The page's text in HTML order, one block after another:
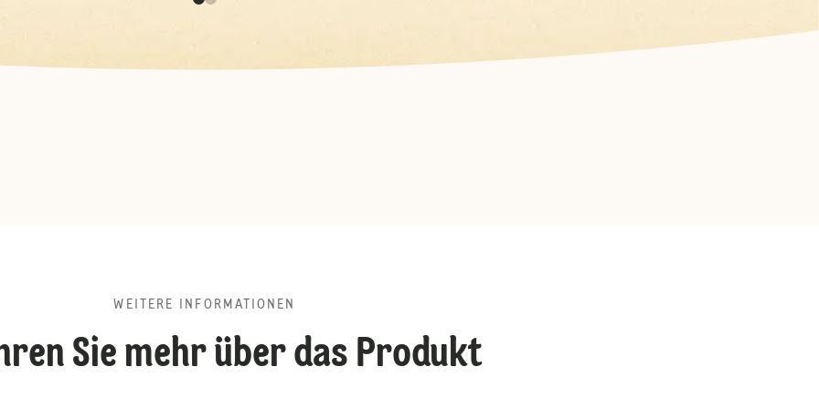
WEITERE INFORMATIONEN
Sie mehr über das Produkt